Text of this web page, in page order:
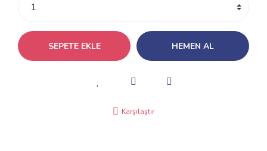
SEPETE EKLE HEMEN AL
Karşılaştır